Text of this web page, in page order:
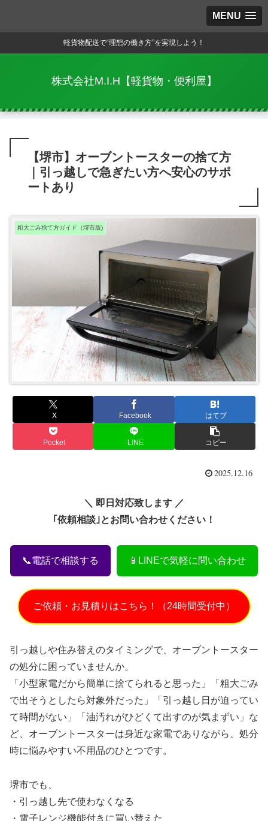
MENU
軽貨物配送で“理想の働き方”を実現しよう！
株式会社M.I.H【軽貨物・便利屋】
【堺市】オーブントースターの捨て方
｜引っ越しで急ぎたい方へ安心のサポ
ートあり
粗大ごみ捨て方ガイド（堺市版)
X Facebook はてブ
Pocket LINE コピー
2025.12.16
＼ 即日対応致します ／
｢依頼相談｣とお問い合わせください！
📞電話で相談する 📱LINEで気軽に問い合わせ
ご依頼・お見積りはこちら！（24時間受付中）
引っ越しや住み替えのタイミングで、オーブントースター
の処分に困っていませんか。
「小型家電だから簡単に捨てられると思った」「粗大ごみ
で出そうとしたら対象外だった」「引っ越し日が迫ってい
て時間がない」「油汚れがひどくて出すのが気まずい」な
ど、オーブントースターは身近な家電でありながら、処分
時に悩みやすい不用品のひとつです。
堺市でも、
・引っ越し先で使わなくなる
・電子レンジ機能付きに買い替えた